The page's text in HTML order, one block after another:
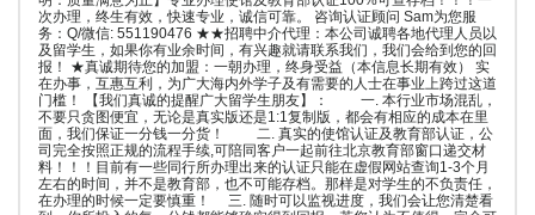
次办理，终生有效，快速专业，诚信可靠。 咨询认证顾问 Sam为您服
务：Q/微信: 551190476 ★★招聘中介代理：本公司诚聘各地代理人员以
及留学生，如果你有业余时间，有兴趣就请联系我们，我们会给到您的回
报！ ★真诚期待您的加盟：一朝办理，终身受益（本信息长期有效） 实
在办事，互惠互利，为广大海内外学子及有需要的人士在事业上跨过这道
门槛！ 【我们真诚的提醒广大留学生朋友】： 一. 本行业市场混乱，
不要只贪图便宜，无论是真实版还是1:1复制版，都会有相应的成本在里
面，我们保证一分钱一分货！ 二. 真实的使馆认证及教育部认证，公
司完全按照正规的流程手续,可陪同客户一起前往北京教育部窗口递交材
料！！！目前有一些同行所办理出来的认证只能在虚假网站查询1-3个月
左右的时间，并不是教育部，也不可能存档。那样是对学生的不负责任，
在办理的时候一定要慎重！ 三. 随时可以监视进度，我们会让您清楚看